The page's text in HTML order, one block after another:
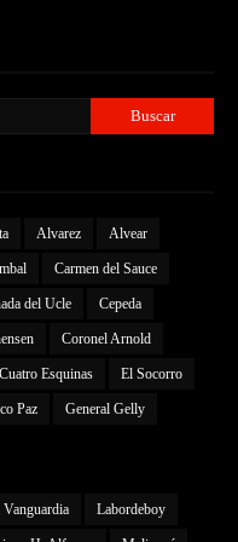
Alvarez Alvear
Carmen del Sauce
del Ucle Cepeda
Coronel Arnold
Cuatro Esquinas El Socorro
Paz General Gelly
Vanguardia Labordeboy